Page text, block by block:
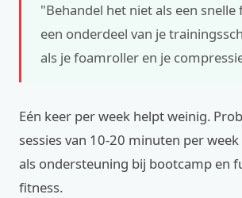
"Behandel het niet als een snelle
een onderdeel van je
als je foamroller en je
Eén keer per week helpt weinig.
sessies van 10-20 minuten per
als ondersteuning bij bootcamp en
fitness.